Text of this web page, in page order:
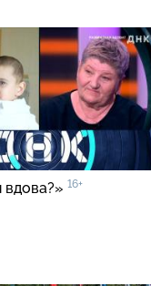
вдова?» 16+